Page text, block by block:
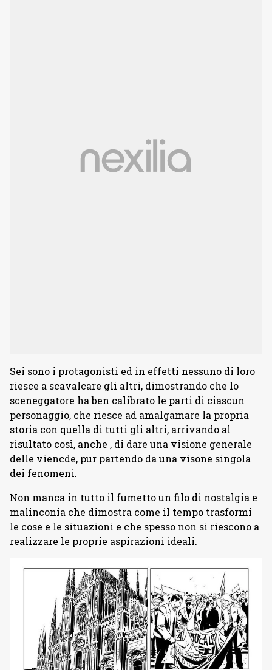
Sei sono i protagonisti ed in effetti nessuno di loro
riesce a scavalcare gli altri, dimostrando che lo
sceneggatore ha ben calibrato le parti di ciascun
personaggio, che riesce ad amalgamare la propria
storia con quella di tutti gli altri, arrivando al
risultato così, anche , di dare una visione generale
delle viencde, pur partendo da una visone singola
dei fenomeni.
Non manca in tutto il fumetto un filo di nostalgia e
malinconia che dimostra come il tempo trasformi
le cose e le situazioni e che spesso non si riescono a
realizzare le proprie aspirazioni ideali.